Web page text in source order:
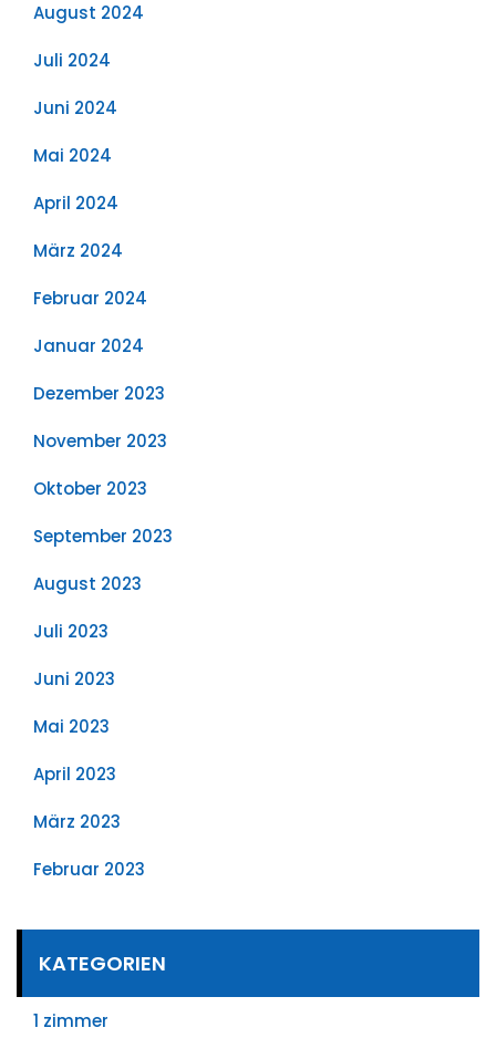
August 2024
Juli 2024
Juni 2024
Mai 2024
April 2024
März 2024
Februar 2024
Januar 2024
Dezember 2023
November 2023
Oktober 2023
September 2023
August 2023
Juli 2023
Juni 2023
Mai 2023
April 2023
März 2023
Februar 2023
KATEGORIEN
1 zimmer